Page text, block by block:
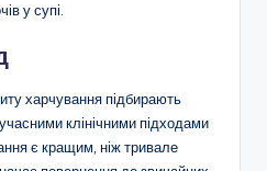
у супі.
харчування підбирають
клінічними підходами
є кращим, ніж тривале